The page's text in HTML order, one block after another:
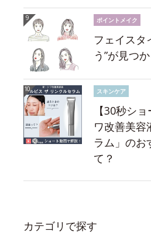
ポイントメイク
フェイスタ
う”が見つ
スキンケア
【30秒シ
ワ改善美容
ラム」のお
て？
カテゴリで探す